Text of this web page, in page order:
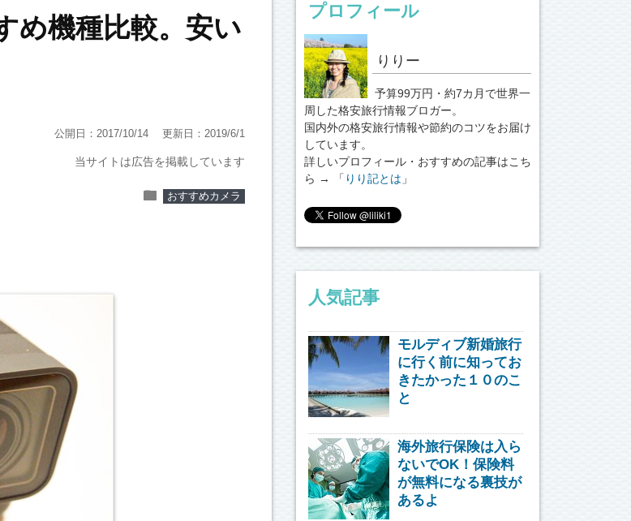
め機種比較。安い
公開日：2017/10/14 更新日：2019/6/1
当サイトは広告を掲載しています
folder おすすめカメラ
プロフィール
りりー
予算99万円・約7カ月で世界一
周した格安旅行情報ブロガー。
国内外の格安旅行情報や節約のコツをお届け
しています。
詳しいプロフィール・おすすめの記事はこち
ら → 「 りり記とは 」
人気記事
モルディブ新婚旅行
に行く前に知ってお
きたかった１０のこ
と
海外旅行保険は入ら
ないでOK！保険料
が無料になる裏技が
あるよ